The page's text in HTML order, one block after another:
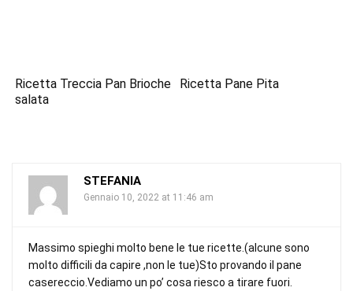
Ricetta Treccia Pan Brioche
salata
Ricetta Pane Pita
STEFANIA
Gennaio 10, 2022 at 11:46 am
Massimo spieghi molto bene le tue ricette.(alcune sono
molto difficili da capire ,non le tue)Sto provando il pane
casereccio.Vediamo un po’ cosa riesco a tirare fuori.